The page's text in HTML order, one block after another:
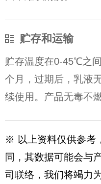
贮存和运输
贮存温度在0-45℃之
个月，过期后，乳液
续使用。产品无毒不
※ 以上资料仅供参考
同，其数据可能会与
司联络，我们将竭力